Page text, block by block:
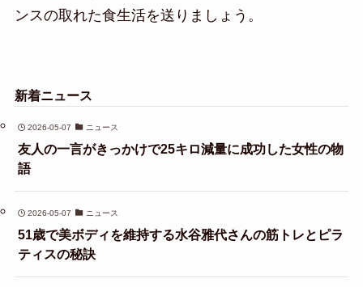
ンスの取れた食生活を送りましょう。
新着ニュース
2026-05-07 ニュース
友人の一言がきっかけで25キロ減量に成功した女性の物
語
2026-05-07 ニュース
51歳で美ボディを維持する水谷雅代さんの筋トレとピラ
ティスの秘訣